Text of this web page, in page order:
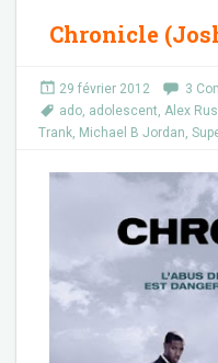
Chronicle
29 février 2012 3
ado, adolescent, Alex
Trank, Michael B Jordan,